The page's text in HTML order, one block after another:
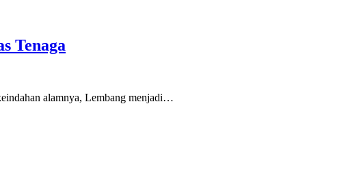
Tenaga
alamnya, Lembang menjadi…